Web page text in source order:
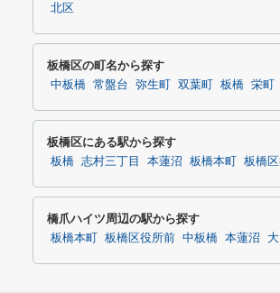
北区
板橋区の町名から探す
中板橋 常盤台 弥生町 双葉町 板橋 栄町
板橋区にある駅から探す
板橋 志村三丁目 本蓮沼 板橋本町 板橋
橋爪ハイツ周辺の駅から探す
板橋本町 板橋区役所前 中板橋 本蓮沼